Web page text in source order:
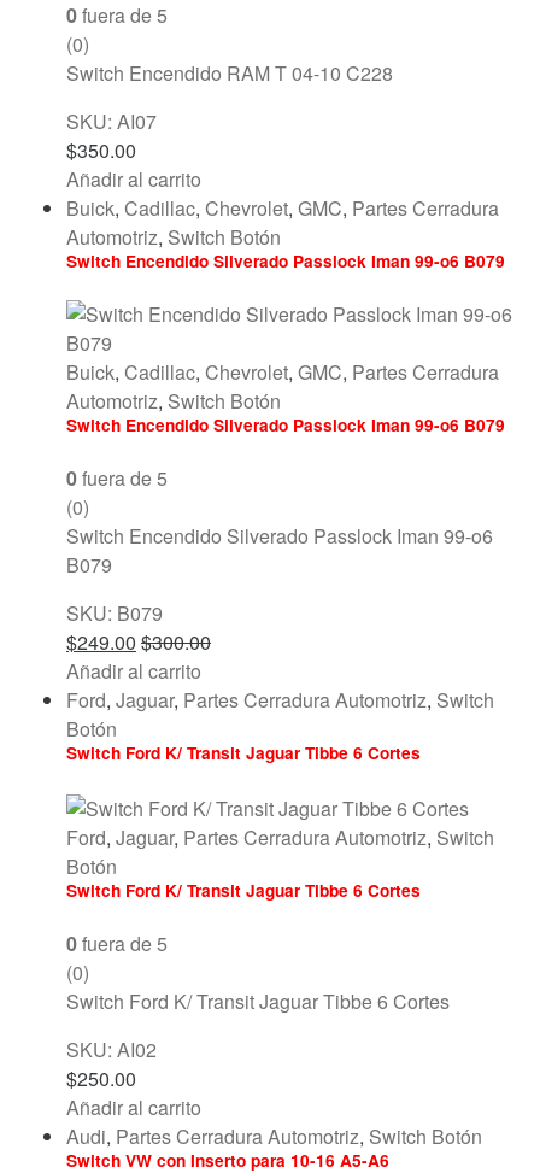
0fuera de 5
(0)
Switch Encendido RAM T 04-10 C228
SKU: AI07
$350.00
Añadir al carrito
Buick, Cadillac, Chevrolet, GMC, Partes Cerradura
Automotriz, Switch Botón
Switch Encendido Silverado Passlock Iman 99-o6 B079
Buick, Cadillac, Chevrolet, GMC, Partes Cerradura
Automotriz, Switch Botón
Switch Encendido Silverado Passlock Iman 99-o6 B079
0fuera de 5
(0)
Switch Encendido Silverado Passlock Iman 99-o6
B079
SKU: B079
$249.00 $300.00
Añadir al carrito
Ford, Jaguar, Partes Cerradura Automotriz, Switch
Botón
Switch Ford K/ Transit Jaguar Tibbe 6 Cortes
Ford, Jaguar, Partes Cerradura Automotriz, Switch
Botón
Switch Ford K/ Transit Jaguar Tibbe 6 Cortes
0fuera de 5
(0)
Switch Ford K/ Transit Jaguar Tibbe 6 Cortes
SKU: AI02
$250.00
Añadir al carrito
Audi, Partes Cerradura Automotriz, Switch Botón
Switch VW con Inserto para 10-16 A5-A6